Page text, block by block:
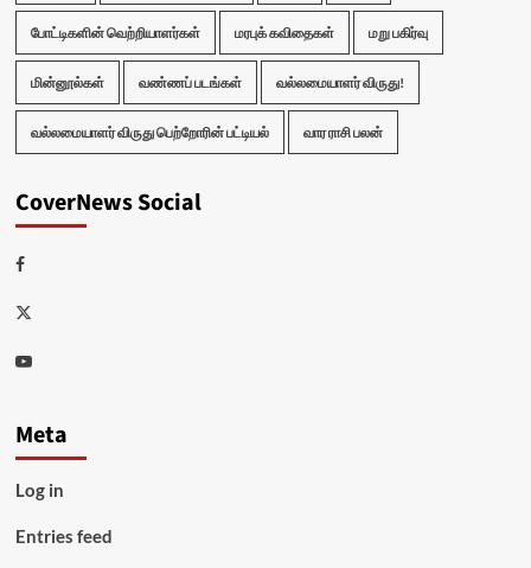
போட்டிகளின் வெற்றியாளர்கள் மரபுக் கவிதைகள் மறு பகிர்வு
மின்னூல்கள் வண்ணப் படங்கள் வல்லமையாளர் விருது!
வல்லமையாளர் விருது பெற்றோரின் பட்டியல் வார ராசி பலன்
CoverNews Social
Facebook
Twitter
Youtube
Meta
Log in
Entries feed